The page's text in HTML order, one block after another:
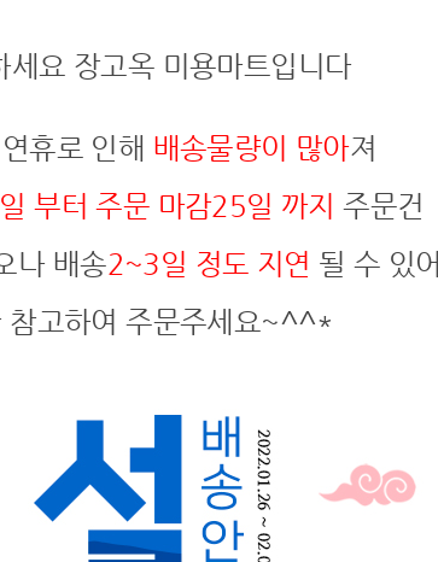
세요 장고옥 미용마트입니다
휴로 인해 배송물량이 많아져
부터 주문 마감25일 까지 주문건
나 배송2~3일 정도 지연 될 수 있어
참고하여 주문주세요~^^*